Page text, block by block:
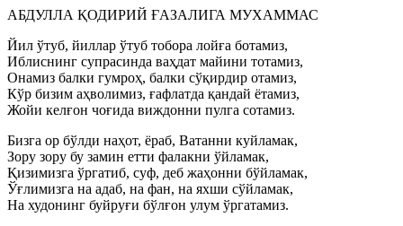
АБДУЛЛА ҚОДИРИЙ ҒАЗАЛИГА МУХАММАС
Йил ўтуб, йиллар ўтуб тобора лойға ботамиз,
Иблиснинг супрасинда ваҳдат майини тотамиз,
Онамиз балки гумроҳ, балки сўқирдир отамиз,
Кўр бизим аҳволимиз, ғафлатда қандай ётамиз,
Жойи келғон чоғида виждонни пулга сотамиз.
Бизга ор бўлди наҳот, ёраб, Ватанни куйламак,
Зору зору бу замин етти фалакни ўйламак,
Қизимизга ўргатиб, суф, деб жаҳонни бўйламак,
Ўғлимизга на адаб, на фан, на яхши сўйламак,
На худонинг буйруғи бўлғон улум ўргатамиз.